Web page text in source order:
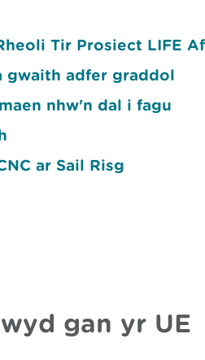
Tir Prosiect LIFE
gwaith adfer graddol
nhw'n dal i fagu
ar Sail Risg
gan yr UE